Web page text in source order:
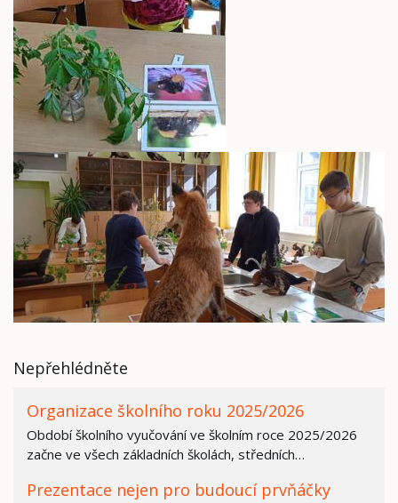
Nepřehlédněte
Organizace školního roku 2025/2026
Období školního vyučování ve školním roce 2025/2026
začne ve všech základních školách, středních…
Prezentace nejen pro budoucí prvňáčky